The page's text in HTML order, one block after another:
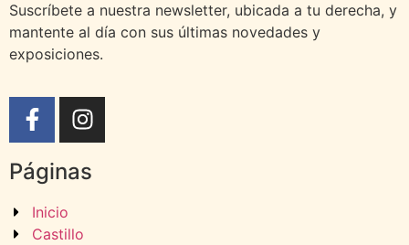
Suscríbete a nuestra newsletter, ubicada a tu derecha, y
mantente al día con sus últimas novedades y
exposiciones.
Páginas
Inicio
Castillo